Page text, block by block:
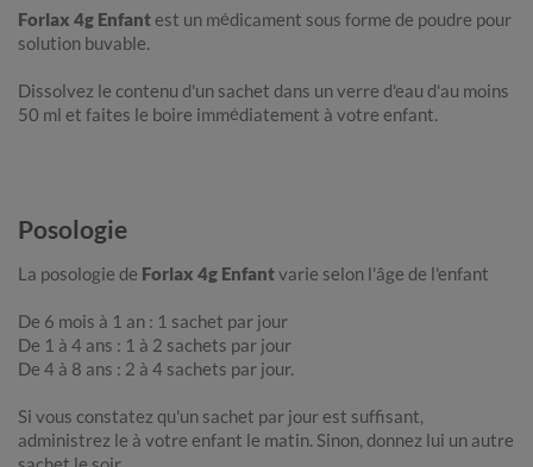
Forlax 4g Enfantest un médicament sous forme de poudre pour
solution buvable.
Dissolvez le contenu d'un sachet dans un verre d'eau d'au moins
50 ml et faites le boire immédiatement à votre enfant.
Posologie
La posologie de Forlax 4g Enfantvarie selon l'âge de l'enfant
De 6 mois à 1 an : 1 sachet par jour
De 1 à 4 ans : 1 à 2 sachets par jour
De 4 à 8 ans : 2 à 4 sachets par jour.
Si vous constatez qu'un sachet par jour est suffisant,
administrez le à votre enfant le matin. Sinon, donnez lui un autre